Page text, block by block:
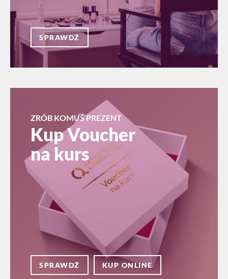
SPRAWDŹ
ZRÓB KOMUŚ PREZENT
Kup Voucher
na kurs
SPRAWDŹ KUP ONLINE